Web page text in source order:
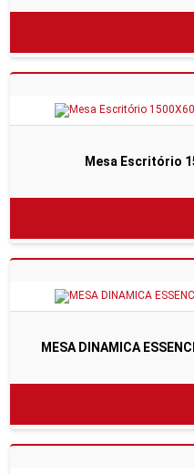
Mesa Escritório
MESA DINAMICA